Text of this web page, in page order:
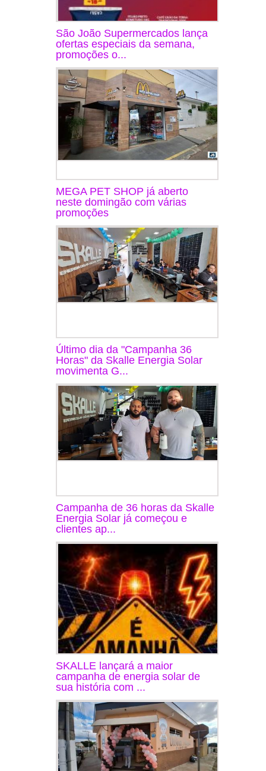
São João Supermercados lança
ofertas especiais da semana,
promoções o...
MEGA PET SHOP já aberto
neste domingão com várias
promoções
Último dia da "Campanha 36
Horas" da Skalle Energia Solar
movimenta G...
Campanha de 36 horas da Skalle
Energia Solar já começou e
clientes ap...
SKALLE lançará a maior
campanha de energia solar de
sua história com ...